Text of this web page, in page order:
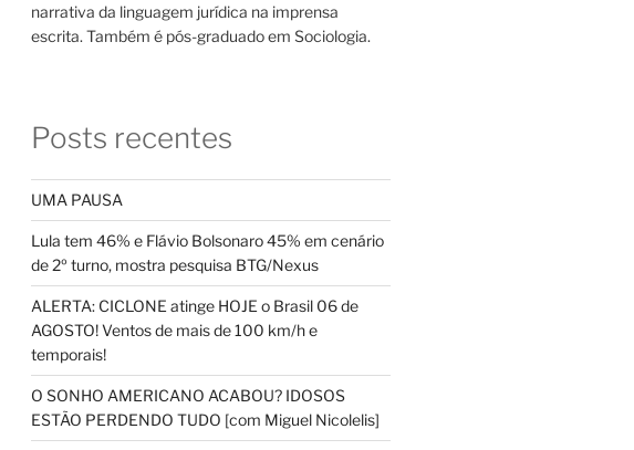
narrativa da linguagem jurídica na imprensa
escrita. Também é pós-graduado em Sociologia.
Posts recentes
UMA PAUSA
Lula tem 46% e Flávio Bolsonaro 45% em cenário
de 2º turno, mostra pesquisa BTG/Nexus
ALERTA: CICLONE atinge HOJE o Brasil 06 de
AGOSTO! Ventos de mais de 100 km/h e
temporais!
O SONHO AMERICANO ACABOU? IDOSOS
ESTÃO PERDENDO TUDO [com Miguel Nicolelis]